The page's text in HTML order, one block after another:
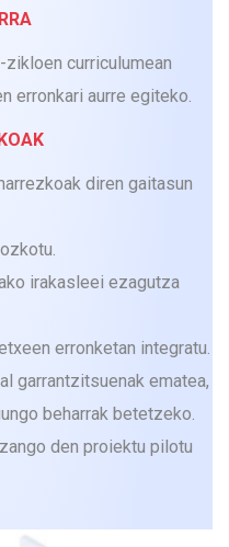
curriculumean
erronkari aurre egiteko.
diren gaitasun
irakasleei ezagutza
erronketan integratu.
garrantzitsuenak ematea,
beharrak betetzeko.
den proiektu pilotu